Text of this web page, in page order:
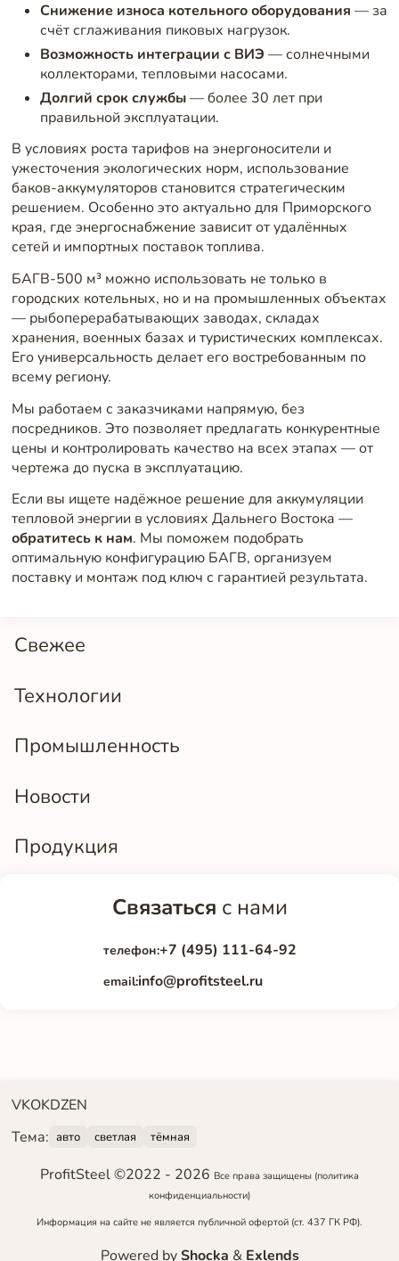
Свежее
Технологии
Промышленность
Новости
Продукция
Снижение износа котельного оборудования — за
счёт сглаживания пиковых нагрузок.
Возможность интеграции с ВИЭ — солнечными
коллекторами, тепловыми насосами.
Долгий срок службы— более 30 лет при
правильной эксплуатации.
В условиях роста тарифов на энергоносители и
ужесточения экологических норм, использование
баков-аккумуляторов становится стратегическим
решением. Особенно это актуально для Приморского
края, где энергоснабжение зависит от удалённых
сетей и импортных поставок топлива.
БАГВ-500 м³ можно использовать не только в
городских котельных, но и на промышленных объектах
— рыбоперерабатывающих заводах, складах
хранения, военных базах и туристических комплексах.
Его универсальность делает его востребованным по
всему региону.
Мы работаем с заказчиками напрямую, без
посредников. Это позволяет предлагать конкурентные
цены и контролировать качество на всех этапах — от
чертежа до пуска в эксплуатацию.
Если вы ищете надёжное решение для аккумуляции
тепловой энергии в условиях Дальнего Востока —
обратитесь к нам. Мы поможем подобрать
оптимальную конфигурацию БАГВ, организуем
поставку и монтаж под ключ с гарантией результата.
Связаться с нами
телефон:+7 (495) 111-64-92
email:info@profitsteel.ru
VKOKDZEN
Тема: авто светлая тёмная
ProfitSteel ©2022 - 2026 Все права защищены (политика
конфиденциальности)
Информация на сайте не является публичной офертой (ст. 437 ГК РФ).
Powered by Shocka & Exlends